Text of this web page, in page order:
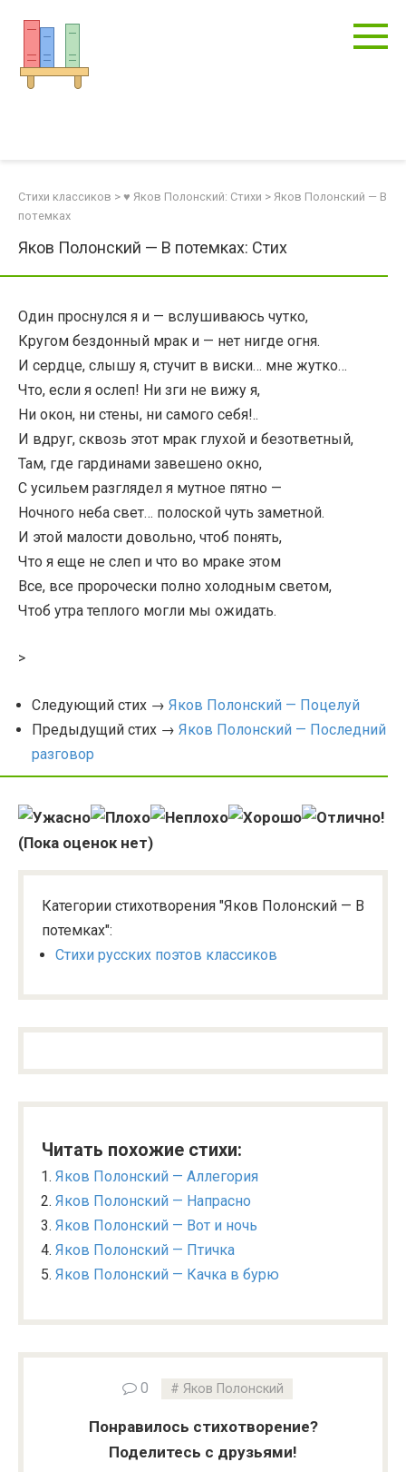
контенту
Стихи классиков > ♥ Яков Полонский: Стихи > Яков Полонский — В
потемках
Яков Полонский — В потемках: Стих
Один проснулся я и — вслушиваюсь чутко,
Кругом бездонный мрак и — нет нигде огня.
И сердце, слышу я, стучит в виски… мне жутко…
Что, если я ослеп! Ни зги не вижу я,
Ни окон, ни стены, ни самого себя!..
И вдруг, сквозь этот мрак глухой и безответный,
Там, где гардинами завешено окно,
С усильем разглядел я мутное пятно —
Ночного неба свет… полоской чуть заметной.
И этой малости довольно, чтоб понять,
Что я еще не слеп и что во мраке этом
Все, все пророчески полно холодным светом,
Чтоб утра теплого могли мы ожидать.
>
Следующий стих → Яков Полонский — Поцелуй
Предыдущий стих → Яков Полонский — Последний
разговор
(Пока оценок нет)
Категории стихотворения "Яков Полонский — В
потемках":
Стихи русских поэтов классиков
Читать похожие стихи:
Яков Полонский — Аллегория
Яков Полонский — Напрасно
Яков Полонский — Вот и ночь
Яков Полонский — Птичка
Яков Полонский — Качка в бурю
0 Яков Полонский
Понравилось стихотворение?
Поделитесь с друзьями!